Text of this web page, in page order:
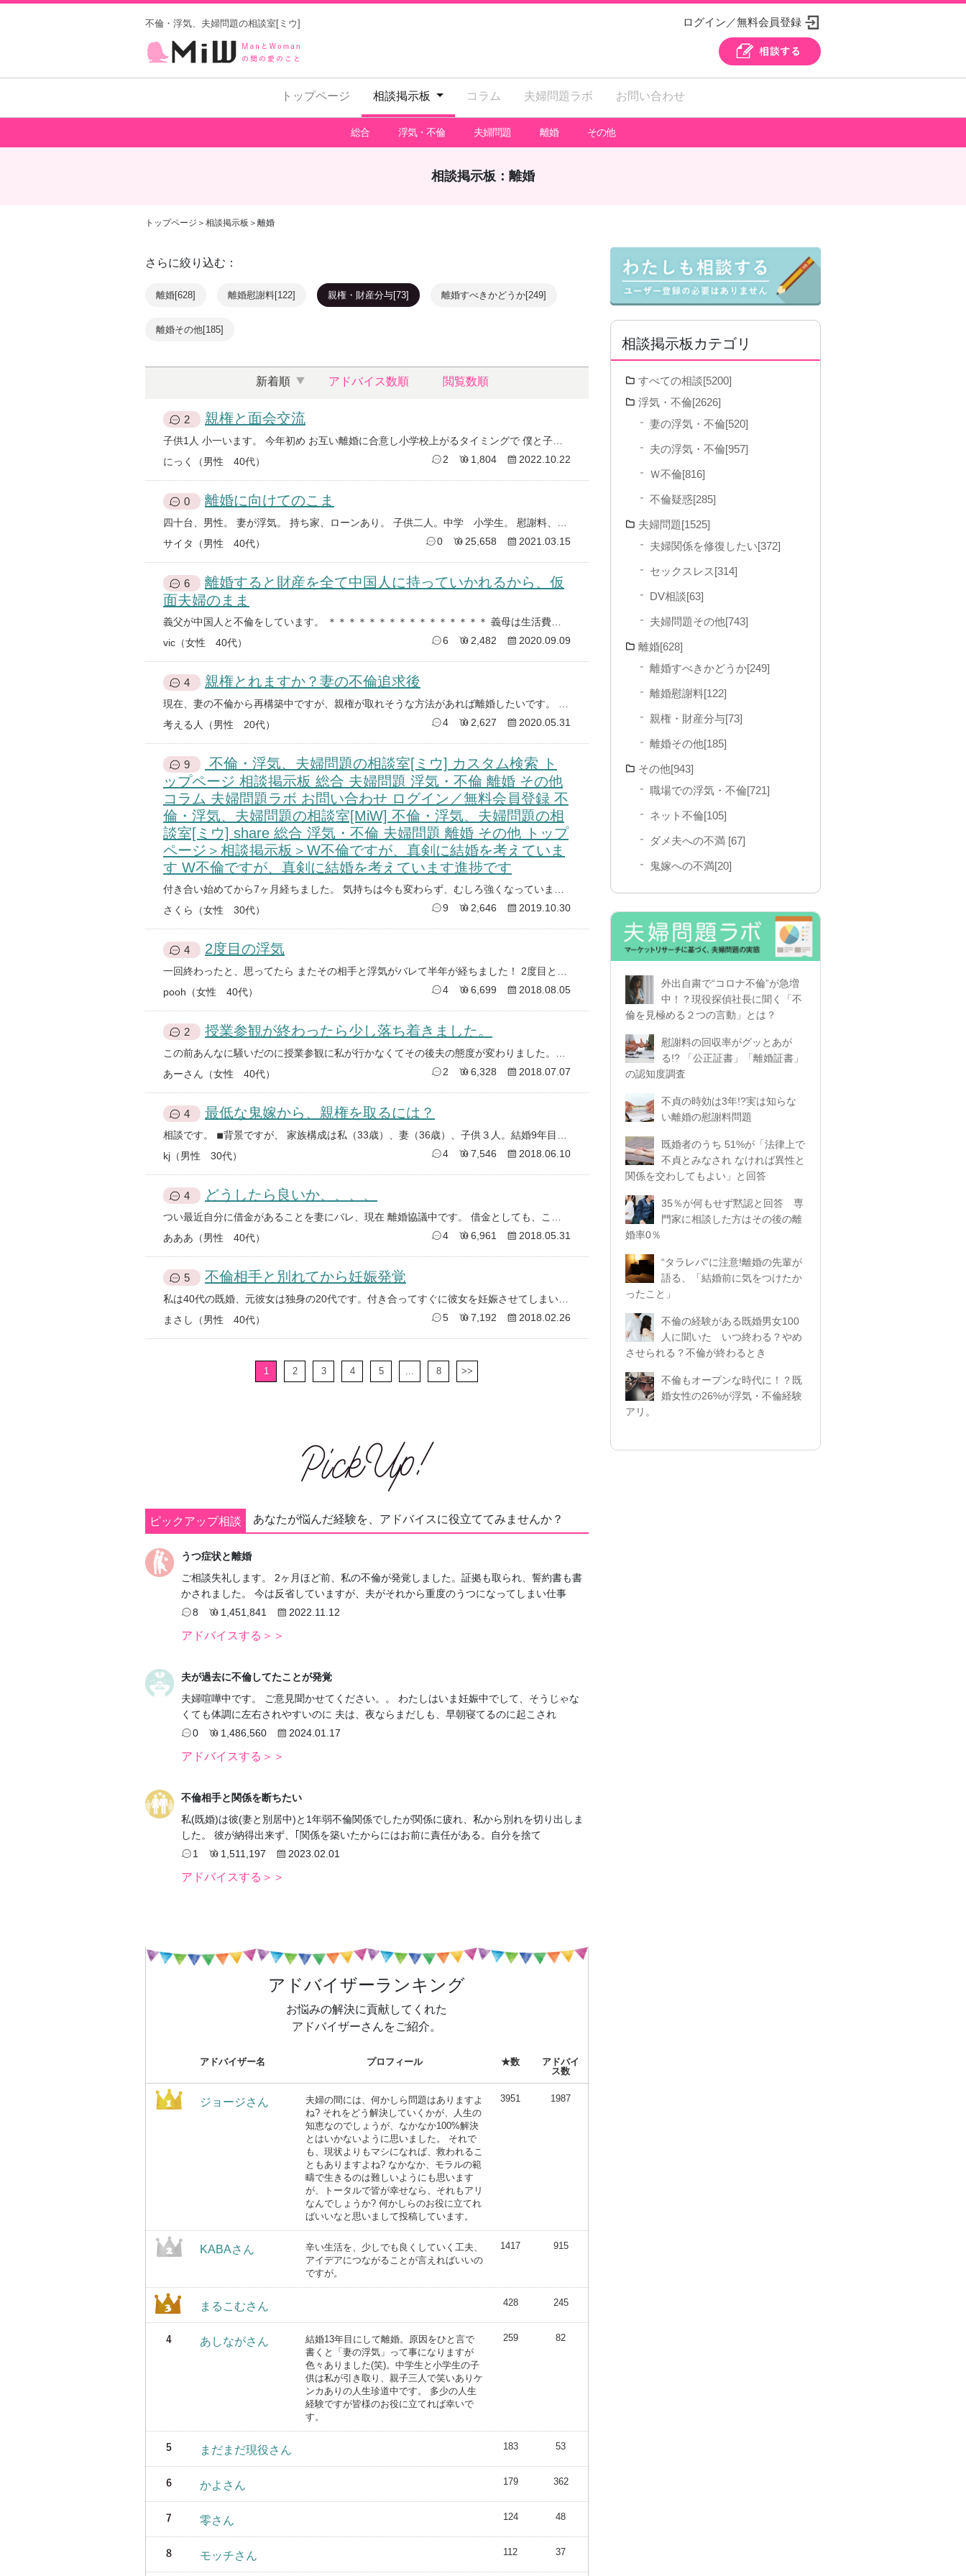
不倫・浮気、夫婦問題の相談室[ミウ] ログイン／無料会員登録
トップページ 相談掲示板 コラム 夫婦問題ラボ お問い合わせ
総合 浮気・不倫 夫婦問題 離婚 その他
相談掲示板：離婚
トップページ ＞ 相談掲示板 ＞離婚
さらに絞り込む：
離婚[628] 離婚慰謝料[122] 親権・財産分与[73] 離婚すべきかどうか[249]
離婚その他[185]
新着順 アドバイス数順 閲覧数順
2 親権と面会交流
にっく（男性 40代）
2 1,804 2022.10.22
0 離婚に向けてのこま
サイタ（男性 40代）
0 25,658 2021.03.15
6
離婚すると財産を全て中国人に持っていかれるから、仮
面夫婦のまま
vic（女性 40代）
6 2,482 2020.09.09
4 親権とれますか？妻の不倫追求後
考える人（男性 20代）
4 2,627 2020.05.31
9
不倫・浮気、夫婦問題の相談室[ミウ] カスタム検索 ト
ップページ 相談掲示板 総合 夫婦問題 浮気・不倫 離婚 その他
コラム 夫婦問題ラボ お問い合わせ ログイン／無料会員登録 不
倫・浮気、夫婦問題の相談室[MiW] 不倫・浮気、夫婦問題の相
談室[ミウ] share 総合 浮気・不倫 夫婦問題 離婚 その他 トップ
ページ＞相談掲示板＞W不倫ですが、真剣に結婚を考えていま
す W不倫ですが、真剣に結婚を考えています進捗です
さくら（女性 30代）
9 2,646 2019.10.30
4 2度目の浮気
pooh（女性 40代）
4 6,699 2018.08.05
2 授業参観が終わったら少し落ち着きました。
あーさん（女性 40代）
2 6,328 2018.07.07
4 最低な鬼嫁から、親権を取るには？
kj（男性 30代）
4 7,546 2018.06.10
4 どうしたら良いか、、、、
あああ（男性 40代）
4 6,961 2018.05.31
5 不倫相手と別れてから妊娠発覚
まさし（男性 40代）
5 7,192 2018.02.26
1 2 3 4 5 ... 8 >>
ピックアップ相談 あなたが悩んだ経験を、アドバイスに役立ててみませんか？
うつ症状と離婚
ご相談失礼します。 2ヶ月ほど前、私の不倫が発覚しました。証拠も取られ、誓約書も書
かされました。 今は反省していますが、夫がそれから重度のうつになってしまい仕事
8
1,451,841 2022.11.12
アドバイスする＞＞
夫が過去に不倫してたことが発覚
夫婦喧嘩中です。 ご意見聞かせてください。。 わたしはいま妊娠中でして、そうじゃな
くても体調に左右されやすいのに 夫は、夜ならまだしも、早朝寝てるのに起こされ
0
1,486,560 2024.01.17
アドバイスする＞＞
不倫相手と関係を断ちたい
私(既婚)は彼(妻と別居中)と1年弱不倫関係でしたが関係に疲れ、私から別れを切り出しま
した。 彼が納得出来ず、｢関係を築いたからにはお前に責任がある。自分を捨て
1
1,511,197 2023.02.01
アドバイスする＞＞
アドバイザーランキング
お悩みの解決に貢献してくれた
アドバイザーさんをご紹介。
アドバイザー名 プロフィール ★数
アドバイ
ス数
ジョージさん
夫婦の間には、何かしら問題はありますよ
ね? それをどう解決していくかが、人生の
知恵なのでしょうが、なかなか100%解決
とはいかないように思いました。 それで
も、現状よりもマシになれば、救われるこ
ともありますよね? なかなか、モラルの範
疇で生きるのは難しいようにも思います
が、トータルで皆が幸せなら、それもアリ
なんでしょうか? 何かしらのお役に立てれ
ばいいなと思いまして投稿しています。
3951 1987
KABAさん
辛い生活を、少しでも良くしていく工夫、
アイデアにつながることが言えればいいの
ですが。
1417 915
まるこむさん 428 245
あしながさん
結婚13年目にして離婚。原因をひと言で
書くと「妻の浮気」って事になりますが
色々ありました(笑)。中学生と小学生の子
供は私が引き取り、親子三人で笑いありケ
ンカありの人生珍道中です。 多少の人生
経験ですが皆様のお役に立てれば幸いで
す。
259 82
まだまだ現役さん 183 53
かよさん 179 362
零さん 124 48
モッチさん 112 37
相談掲示板カテゴリ
すべての相談[5200]
浮気・不倫[2626]
妻の浮気・不倫[520]
夫の浮気・不倫[957]
Ｗ不倫[816]
不倫疑惑[285]
夫婦問題[1525]
夫婦関係を修復したい[372]
セックスレス[314]
DV相談[63]
夫婦問題その他[743]
離婚[628]
離婚すべきかどうか[249]
離婚慰謝料[122]
親権・財産分与[73]
離婚その他[185]
その他[943]
職場での浮気・不倫[721]
ネット不倫[105]
ダメ夫への不満 [67]
鬼嫁への不満[20]
外出自粛で“コロナ不倫”が急増
中！？現役探偵社長に聞く「不
倫を見極める２つの言動」とは？
慰謝料の回収率がグッとあが
る!? 「公正証書」「離婚証書」
の認知度調査
不貞の時効は3年!?実は知らな
い離婚の慰謝料問題
既婚者のうち 51%が「法律上で
不貞とみなされ なければ異性と
関係を交わしてもよい」と回答
35％が何もせず黙認と回答 専
門家に相談した方はその後の離
婚率0％
“タラレバ”に注意!離婚の先輩が
語る、「結婚前に気をつけたか
ったこと」
不倫の経験がある既婚男女100
人に聞いた いつ終わる？やめ
させられる？不倫が終わるとき
不倫もオープンな時代に！？既
婚女性の26%が浮気・不倫経験
アリ。